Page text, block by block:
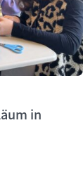
in